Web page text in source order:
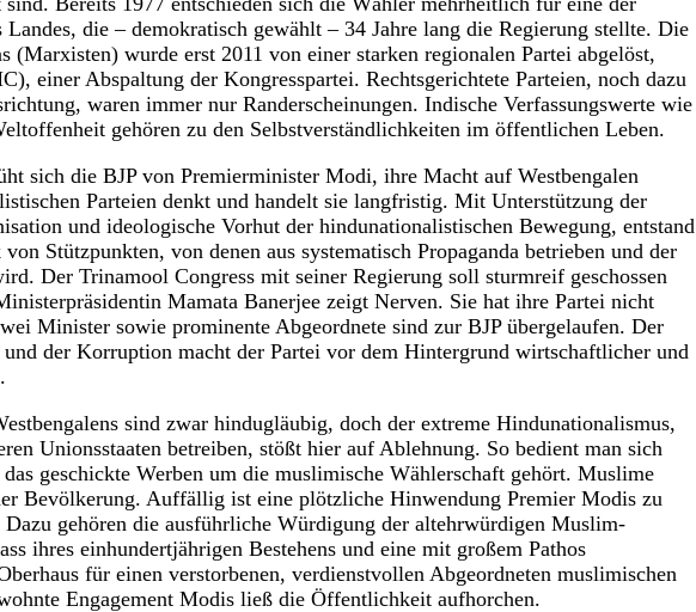
Landes, die – demokratisch gewählt – 34 Jahre lang die Regierung stellte. Die
(Marxisten) wurde erst 2011 von einer starken regionalen Partei abgelöst,
einer Abspaltung der Kongresspartei. Rechtsgerichtete Parteien, noch dazu
waren immer nur Randerscheinungen. Indische Verfassungswerte wie
gehören zu den Selbstverständlichkeiten im öffentlichen Leben.
sich die BJP von Premierminister Modi, ihre Macht auf Westbengalen
Parteien denkt und handelt sie langfristig. Mit Unterstützung der
und ideologische Vorhut der hindunationalistischen Bewegung, entstand
Stützpunkten, von denen aus systematisch Propaganda betrieben und der
Der Trinamool Congress mit seiner Regierung soll sturmreif geschossen
Mamata Banerjee zeigt Nerven. Sie hat ihre Partei nicht
Minister sowie prominente Abgeordnete sind zur BJP übergelaufen. Der
der Korruption macht der Partei vor dem Hintergrund wirtschaftlicher und
sind zwar hindugläubig, doch der extreme Hindunationalismus,
Unionsstaaten betreiben, stößt hier auf Ablehnung. So bedient man sich
geschickte Werben um die muslimische Wählerschaft gehört. Muslime
Bevölkerung. Auffällig ist eine plötzliche Hinwendung Premier Modis zu
gehören die ausführliche Würdigung der altehrwürdigen Muslim-
ihres einhundertjährigen Bestehens und eine mit großem Pathos
für einen verstorbenen, verdienstvollen Abgeordneten muslimischen
Engagement Modis ließ die Öffentlichkeit aufhorchen.